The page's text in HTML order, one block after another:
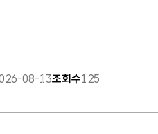
08-13조회수125